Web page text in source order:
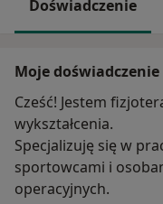
Doświadczenie
Moje doświadczenie
Cześć! Jestem
wykształcenia.
Specjalizuję się w
sportowcami i
operacyjnych.